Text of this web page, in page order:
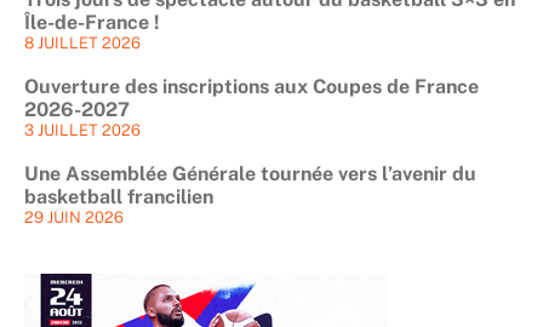
Île-de-France !
8 JUILLET 2026
Ouverture des inscriptions aux Coupes de France
2026-2027
3 JUILLET 2026
Une Assemblée Générale tournée vers l’avenir du
basketball francilien
29 JUIN 2026